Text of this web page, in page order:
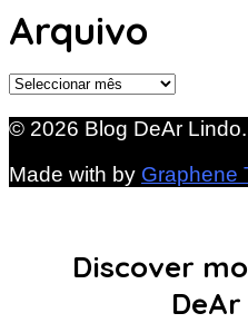
Arquivo
Arquivo
© 2026 Blog DeAr Lindo.
Made with by Graphene
Discover